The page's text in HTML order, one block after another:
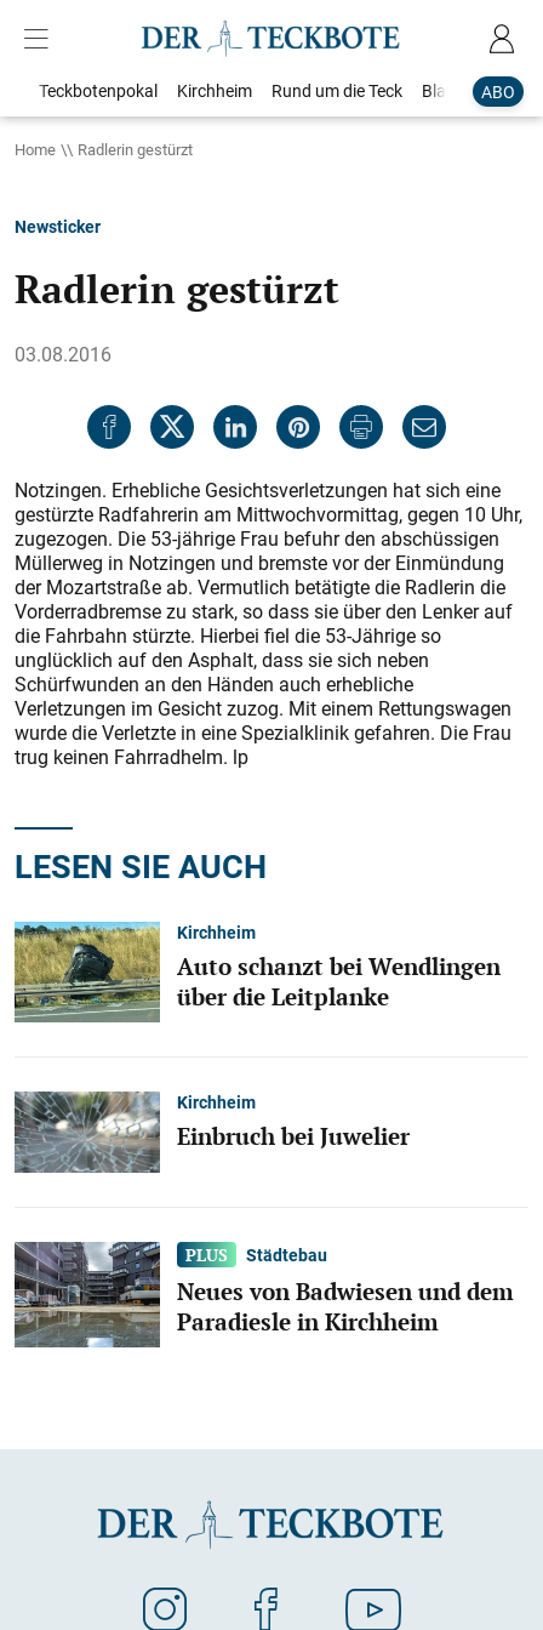
ABO
Teckbotenpokal Kirchheim Rund um die Teck Blaulicht
Home Radlerin gestürzt
Newsticker
Radlerin gestürzt
03.08.2016
Notzingen. Erhebliche Gesichtsverletzungen hat sich eine
gestürzte Radfahrerin am Mittwochvormittag, gegen 10 Uhr,
zugezogen. Die 53-jährige Frau befuhr den abschüssigen
Müllerweg in Notzingen und bremste vor der Einmündung
der Mozartstraße ab. Vermutlich betätigte die Radlerin die
Vorderradbremse zu stark, so dass sie über den Lenker auf
die Fahrbahn stürzte. Hierbei fiel die 53-Jährige so
unglücklich auf den Asphalt, dass sie sich neben
Schürfwunden an den Händen auch erhebliche
Verletzungen im Gesicht zuzog. Mit einem Rettungswagen
wurde die Verletzte in eine Spezialklinik gefahren. Die Frau
trug keinen Fahrradhelm. lp
LESEN SIE AUCH
Kirchheim
Auto schanzt bei Wendlingen
über die Leitplanke
Kirchheim
Einbruch bei Juwelier
Städtebau
Neues von Badwiesen und dem
Paradiesle in Kirchheim